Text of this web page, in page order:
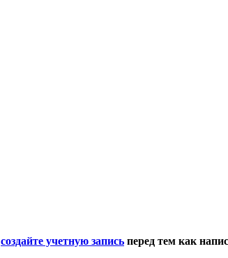
создайте учетную запись перед тем как